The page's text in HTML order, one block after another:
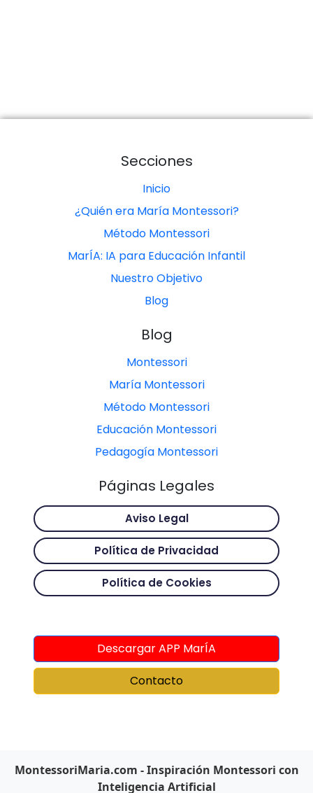
Secciones
Inicio
¿Quién era María Montessori?
Método Montessori
MarÍA: IA para Educación Infantil
Nuestro Objetivo
Blog
Blog
Montessori
María Montessori
Método Montessori
Educación Montessori
Pedagogía Montessori
Páginas Legales
Aviso Legal
Política de Privacidad
Política de Cookies
Descargar APP MarÍA
Contacto
MontessoriMaria.com - Inspiración Montessori con
Inteligencia Artificial